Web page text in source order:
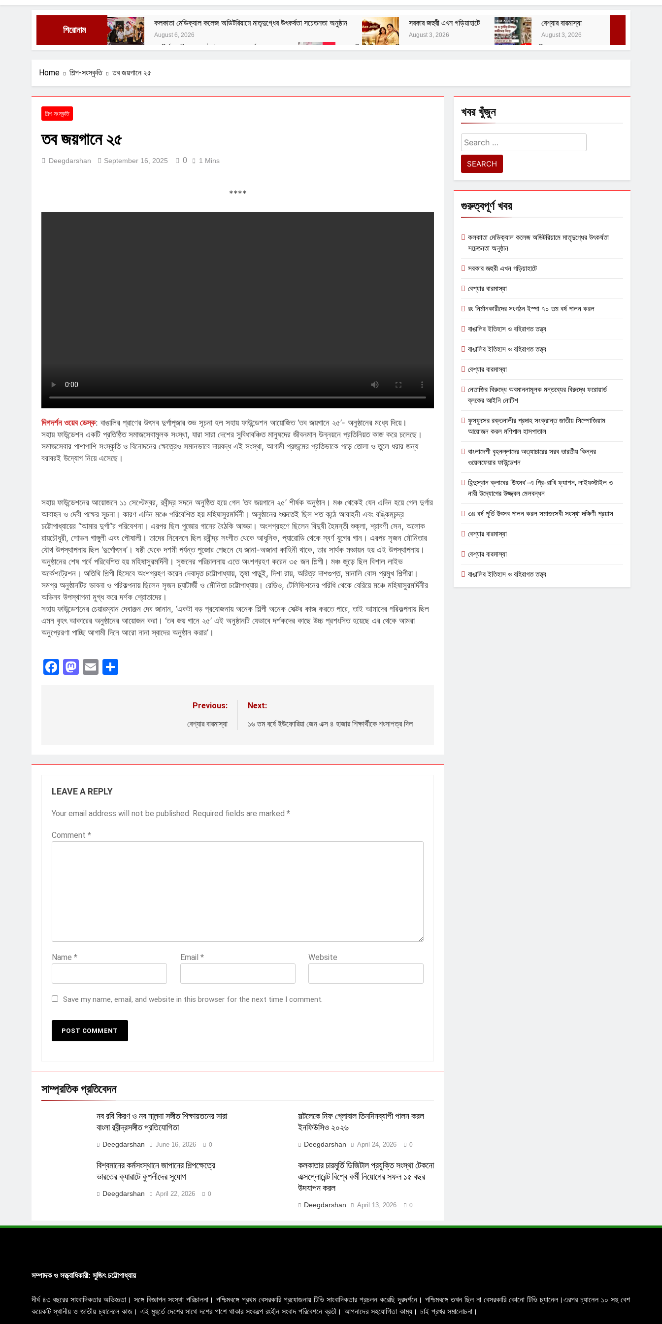
শিরোনাম
কলকাতা মেডিক্যাল কলেজ অডিটরিয়ামে মাতৃদুগ্ধের উৎকর্ষতা সচেতনতা অনুষ্ঠান
August 6, 2026
সরকার জহুরী এখন গড়িয়াহাটে
August 3, 2026
বেশ্যার বারমাস্যা
August 3, 2026
রং নির্মানকারীদের সংগঠন ইস্পা ৭০ তম বর্ষ পালন করল বাঙালির ইতিহাস ও বহিরাগত তত্ত্ব বাঙালির ইতিহাস ও বহিরাগত তত্ত্ব
ফুসফুসের রক্তনালীর প্রদাহ সংক্রান্ত জাতীয় সিম্পোজিয়াম আয়োজন করল মণিপাল হাসপাতাল
Home শিল্প-সংস্কৃতি তব জয়গানে ২৫
শিল্প-সংস্কৃতি
তব জয়গানে ২৫
Deegdarshan September 16, 2025 0 1 Mins
****
দিগদর্শন ওয়েব ডেস্ক: বাঙালির প্রাণের উৎসব দুর্গাপূজার শুভ সূচনা হল সহায় ফাউন্ডেশন আয়োজিত ‘তব জয়গানে ২৫’- অনুষ্ঠানের মধ্যে দিয়ে।
সহায় ফাউন্ডেশন একটি প্রতিষ্ঠিত সমাজসেবামূলক সংস্থা, যারা সারা দেশের সুবিধাবঞ্চিত মানুষদের জীবনমান উন্নয়নে প্রতিনিয়ত কাজ করে চলেছে।
সমাজসেবার পাশাপাশি সংস্কৃতি ও বিনোদনের ক্ষেত্রেও সমানভাবে দায়বদ্ধ এই সংস্থা, আগামী প্রজন্মের প্রতিভাকে গড়ে তোলা ও তুলে ধরার জন্য
বরাবরই উদ্যোগ নিয়ে এসেছে।
সহায় ফাউন্ডেশনের আয়োজনে ১১ সেপ্টেম্বর, রবীন্দ্র সদনে অনুষ্ঠিত হয়ে গেল ‘তব জয়গানে ২৫’ শীর্ষক অনুষ্ঠান। মঞ্চ থেকেই যেন এদিন হয়ে গেল দুর্গার
আবাহন ও দেবী পক্ষের সূচনা। কারণ এদিন মঞ্চে পরিবেশিত হয় মহিষাসুরমর্দিনী। অনুষ্ঠানের শুরুতেই ছিল শত কন্ঠে আবাহনী এবং বঙ্কিমচন্দ্র
চট্টোপাধ্যায়ের “আমার দুর্গা”র পরিবেশনা। এরপর ছিল পুজোর গানের বৈঠকি আড্ডা। অংশগ্রহণে ছিলেন বিদুষী হৈমন্তী শুক্লা, শ্রাবণী সেন, অলোক
রায়চৌধুরী, শোভন গাঙ্গুলী এবং পৌষালী। তাদের নিবেদনে ছিল রবীন্দ্র সংগীত থেকে আধুনিক, প্যারোডি থেকে স্বর্ণ যুগের গান। এরপর সৃজন মৌনিতার
যৌথ উপস্থাপনায় ছিল ‘দুর্গোৎসব’। ষষ্ঠী থেকে দশমী পর্যন্ত পুজোর পেছনে যে জানা-অজানা কাহিনী থাকে, তার সার্থক মঞ্চায়ন হয় এই উপস্থাপনায়।
অনুষ্ঠানের শেষ পর্বে পরিবেশিত হয় মহিষাসুরমর্দিনী। সৃজনের পরিচালনায় এতে অংশগ্রহণ করেন ৩৫ জন শিল্পী। মঞ্চ জুড়ে ছিল বিশাল লাইভ
অর্কেশট্রেশন। অতিথি শিল্পী হিসেবে অংশগ্রহণ করেন দেবাদৃত চট্টোপাধ্যায়, তৃষা পাড়ুই, দিশা রায়, অরিত্র দাশগুপ্ত, মানালি বোস প্রমুখ শিল্পীরা।
সমগ্র অনুষ্ঠানটির ভাবনা ও পরিকল্পনায় ছিলেন সৃজন চ্যাটার্জী ও মৌনিতা চট্টোপাধ্যায়। রেডিও, টেলিভিশনের পরিধি থেকে বেরিয়ে মঞ্চে মহিষাসুরমর্দিনীর
অভিনব উপস্থাপনা মুগ্ধ করে দর্শক শ্রোতাদের।
সহায় ফাউন্ডেশনের চেয়ারম্যান দেবাঞ্জন দেব জানান, ‘একটা বড় প্রযোজনায় অনেক শিল্পী অনেক সেক্টর কাজ করতে পারে, তাই আমাদের পরিকল্পনায় ছিল
এমন বৃহৎ আকারের অনুষ্ঠানের আয়োজন করা। ‘তব জয় গানে ২৫’ এই অনুষ্ঠানটি যেভাবে দর্শকদের কাছে উচ্চ প্রশংসিত হয়েছে এর থেকে আমরা
অনুপ্রেরণা পাচ্ছি আগামী দিনে আরো নানা স্বাদের অনুষ্ঠান করার’।
Facebook
Mastodon
Email
Previous:
বেশ্যার বারমাস্যা
Next:
১৬ তম বর্ষে ইউফোরিয়া জেন এক্স ৪ হাজার শিক্ষার্থীকে শংসাপত্র দিল
LEAVE A REPLY
Your email address will not be published. Required fields are marked *
Comment *
Name * Email * Website
Save my name, email, and website in this browser for the next time I comment.
সাম্প্রতিক প্রতিবেদন
নব রবি কিরণ ও নব নালন্দা সঙ্গীত শিক্ষায়তনের সারা
বাংলা রবীন্দ্রসঙ্গীত প্রতিযোগিতা
Deegdarshan June 16, 2026 0
সল্টলেকে নিফ গ্লোবাল তিনদিনব্যাপী পালন করল
ইনফিউসিও ২০২৬
Deegdarshan April 24, 2026 0
বিশ্বমানের কর্মসংস্থানে জাপানের শিল্পক্ষেত্রে
ভারতের ক্যারাটে কুশলীদের সুযোগ
Deegdarshan April 22, 2026 0
কলকাতার চারমূর্তি ডিজিটাল প্রযুক্তি সংস্থা টেকনো
এক্সপ্লোরেন্ট বিশ্বে কর্মী নিয়োগের সফল ১৫ বছর
উদযাপন করল
Deegdarshan April 13, 2026 0
খবর খুঁজুন
Search
for:
গুরুত্বপূর্ণ খবর
কলকাতা মেডিক্যাল কলেজ অডিটরিয়ামে মাতৃদুগ্ধের উৎকর্ষতা
সচেতনতা অনুষ্ঠান
সরকার জহুরী এখন গড়িয়াহাটে
বেশ্যার বারমাস্যা
রং নির্মানকারীদের সংগঠন ইস্পা ৭০ তম বর্ষ পালন করল
বাঙালির ইতিহাস ও বহিরাগত তত্ত্ব
বাঙালির ইতিহাস ও বহিরাগত তত্ত্ব
বেশ্যার বারমাস্যা
নেতাজির বিরুদ্ধে অবমাননামূলক মন্তব্যের বিরুদ্ধে ফরোয়ার্ড
ব্লকের আইনি নোটিশ
ফুসফুসের রক্তনালীর প্রদাহ সংক্রান্ত জাতীয় সিম্পোজিয়াম
আয়োজন করল মণিপাল হাসপাতাল
বাংলাদেশী বৃহনল্লাদের অত্যাচারের সরব ভারতীয় কিন্নর
ওয়েলফেয়ার ফাউন্ডেশন
হিন্দুস্থান ক্লাবের ‘উৎসব’-এ প্রি-রাখি ফ্যাশন, লাইফস্টাইল ও
নারী উদ্যোগের উজ্জ্বল মেলবন্ধন
৩৪ বর্ষ পূর্তি উৎসব পালন করল সমাজসেবী সংস্থা দক্ষিণী প্রয়াস
বেশ্যার বারমাস্যা
বেশ্যার বারমাস্যা
বাঙালির ইতিহাস ও বহিরাগত তত্ত্ব
সম্পাদক ও সত্ত্বাধিকারী: সুজিৎ চট্টোপাধ্যায়
দীর্ঘ ৪৩ বছরের সাংবাদিকতার অভিজ্ঞতা। সঙ্গে বিজ্ঞাপন সংস্থা পরিচালনা। পশ্চিমবঙ্গে প্রথম বেসরকারি প্রযোজনায় টিভি সাংবাদিকতার প্রচলন করেছি দূরদর্শনে। পশ্চিমবঙ্গে তখন ছিল না বেসরকারি কোনো টিভি চ্যানেল।এরপর চ্যানেল ১০ সহু বেশ
কয়েকটি স্থানীয় ও জাতীয় চ্যানেলে কাজ। এই মুহুর্তে দেশের সাথে দশের পাশে থাকার সংকল্পে রংহীন সংবাদ পরিবেশনে ব্রতী। আপনাদের সহযোগিতা কাম্য। চাই প্রখর সমালোচনা।